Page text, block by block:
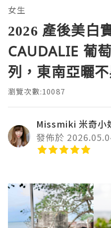
女生
2026 產後美白
CAUDALIE 葡
列，東南亞曬不
瀏覽次數:10087
Missmiki 米奇小
發佈於